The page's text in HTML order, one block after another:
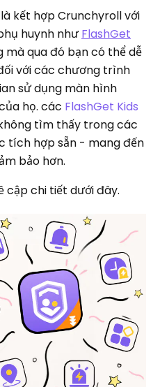
kết hợp Crunchyroll với
huynh nhưFlashGet
mà qua đó bạn có thể dễ
với các chương trình
sử dụng màn hình
họ. các FlashGet Kids
tìm thấy trong các
tích hợp sẵn - mang đến
bảo hơn.
cập chi tiết dưới đây.